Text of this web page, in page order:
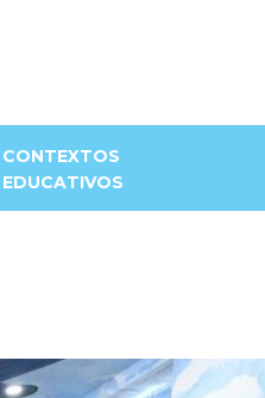
CONTEXTOS
EDUCATIVOS